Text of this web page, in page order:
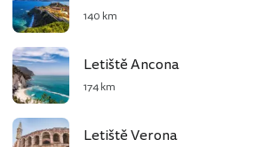
140 km
Letiště Ancona
174 km
Letiště Verona